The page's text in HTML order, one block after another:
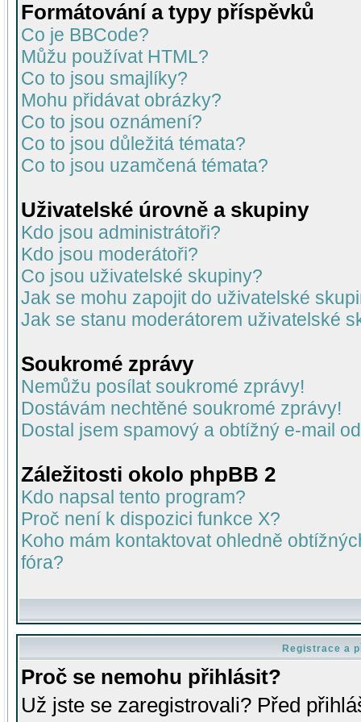
Formátování a typy příspěvků
Co je BBCode?
Můžu používat HTML?
Co to jsou smajlíky?
Mohu přidávat obrázky?
Co to jsou oznámení?
Co to jsou důležitá témata?
Co to jsou uzamčená témata?
Uživatelské úrovně a skupiny
Kdo jsou administrátoři?
Kdo jsou moderátoři?
Co jsou uživatelské skupiny?
Jak se mohu zapojit do uživatelské
Jak se stanu moderátorem uživatelské
Soukromé zprávy
Nemůžu posílat soukromé zprávy!
Dostávám nechtěné soukromé zprávy!
Dostal jsem spamový a obtížný e-mail
Záležitosti okolo phpBB 2
Kdo napsal tento program?
Proč není k dispozici funkce X?
Koho mám kontaktovat ohledně
fóra?
Registrace a
Proč se nemohu přihlásit?
Už jste se zaregistrovali? Před